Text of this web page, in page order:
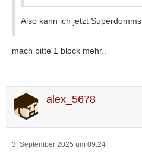
Also kann ich jetzt
mach bitte 1 block mehr..
alex_5678
3. September 2025 um 09:24